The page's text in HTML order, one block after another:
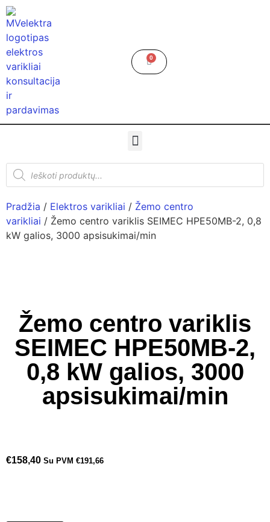
0
Pradžia / Elektros varikliai / Žemo centro
varikliai / Žemo centro variklis SEIMEC HPE50MB-2, 0,8
kW galios, 3000 apsisukimai/min
Žemo centro variklis
SEIMEC HPE50MB-2,
0,8 kW galios, 3000
apsisukimai/min
€158,40 Su PVM €191,66